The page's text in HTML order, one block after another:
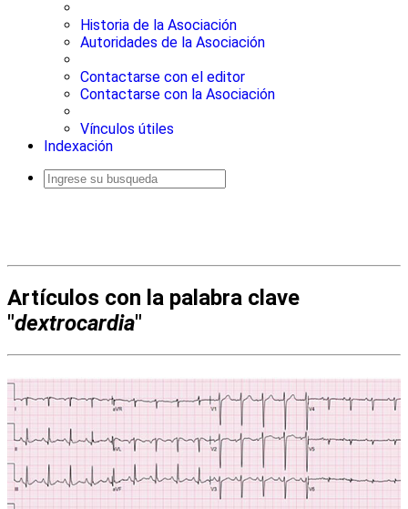
Historia de la Asociación
Autoridades de la Asociación
Contactarse con el editor
Contactarse con la Asociación
Vínculos útiles
Indexación
Artículos con la palabra clave
"dextrocardia"